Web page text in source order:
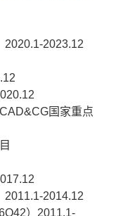
2020.1-2023.12
CAD&CG国家重点
2011.1-2014.12
） 2011.1-